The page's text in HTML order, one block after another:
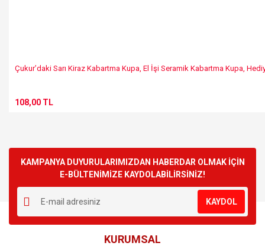
Çukur’daki Sarı Kiraz Kabartma Kupa, El İşi Seramik Kabartma Kupa,
108,00 TL
KAMPANYA DUYURULARIMIZDAN HABERDAR OLMAK İÇİN
E-BÜLTENİMİZE KAYDOLABİLİRSİNİZ!
KAYDOL
KURUMSAL